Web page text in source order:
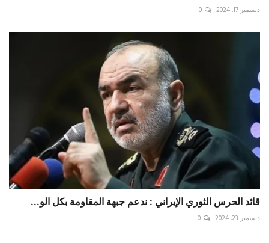
ديسمبر 17, 2024 0
قائد الحرس الثوري الإيراني : ندعم جبهة المقاومة بكل الو...
ديسمبر 23, 2024 0